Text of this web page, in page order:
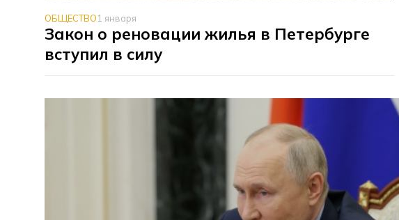
ОБЩЕСТВО1 января
Закон о реновации жилья в Петербурге
вступил в силу